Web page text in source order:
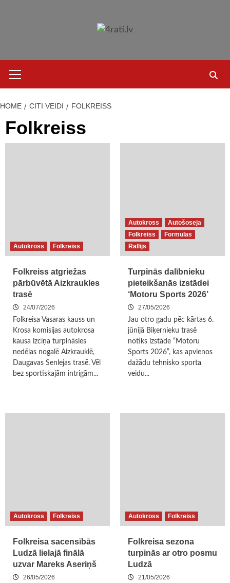
Menu
HOME CITI VEIDI FOLKREISS
Folkreiss
Autokross Folkreiss
Folkreiss atgriežas
pārbūvētā Aizkraukles
trasē
24/07/2026
Folkreisa Vasaras kauss un
Krosa komisijas autokrosa
kausa izcīņa turpināsies
nedēļas nogalē Aizkrauklē,
Daugavas Senlejas trasē. Vēl
bez sportiskajām intrigām...
Autokross
Autošoseja
Folkreiss
Formulas
Rallijs
Turpinās dalībnieku
pieteikšanās izstādei
‘Motoru Sports 2026’
27/05/2026
Jau otro gadu pēc kārtas 6.
jūnijā Biķernieku trasē
notiks izstāde “Motoru
Sports 2026”, kas apvienos
dažādu tehnisko sporta
veidu...
Autokross Folkreiss
Folkreisa sacensībās
Ludzā lielajā finālā
uzvar Mareks Aseriņš
26/05/2026
Autokross Folkreiss
Folkreisa sezona
turpinās ar otro posmu
Ludzā
21/05/2026